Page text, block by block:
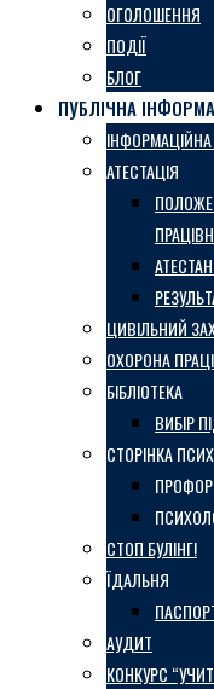
ОГОЛОШЕННЯ
ПОДІЇ
БЛОГ
ПУБЛІЧНА
АТЕСТАЦІЯ
ЦИВІЛЬНИЙ
ОХОРОНА ПРАЦІ
БІБЛІОТЕКА
ВИБІР
СТОРІНКА
СТОП БУЛІНГ!
ЇДАЛЬНЯ
АУДИТ
КОНКУРС